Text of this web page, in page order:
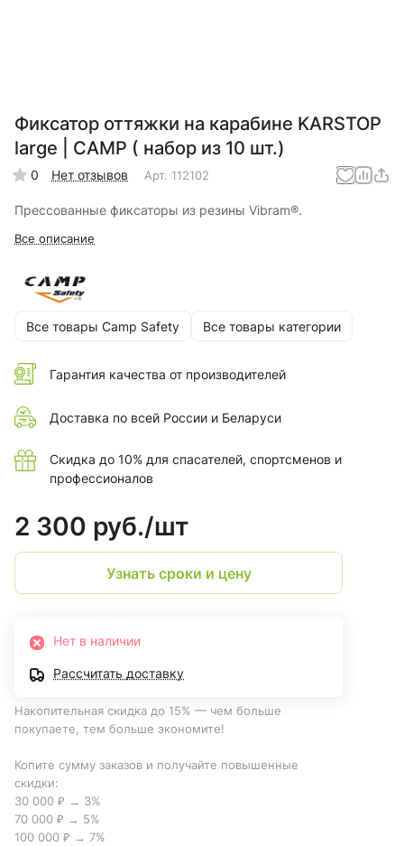
Фиксатор оттяжки на карабине KARSTOP
large | CAMP ( набор из 10 шт.)
0 Нет отзывов Арт. 112102
Прессованные фиксаторы из резины Vibram®.
Все описание
Все товары Camp Safety Все товары категории
Гарантия качества от производителей
Доставка по всей России и Беларуси
Скидка до 10% для спасателей, спортсменов и
профессионалов
2 300 руб./шт
Узнать сроки и цену
Нет в наличии
Рассчитать доставку
Накопительная скидка до 15% — чем больше
покупаете, тем больше экономите!
Копите сумму заказов и получайте повышенные
скидки:
30 000 ₽ → 3%
70 000 ₽ → 5%
100 000 ₽ → 7%